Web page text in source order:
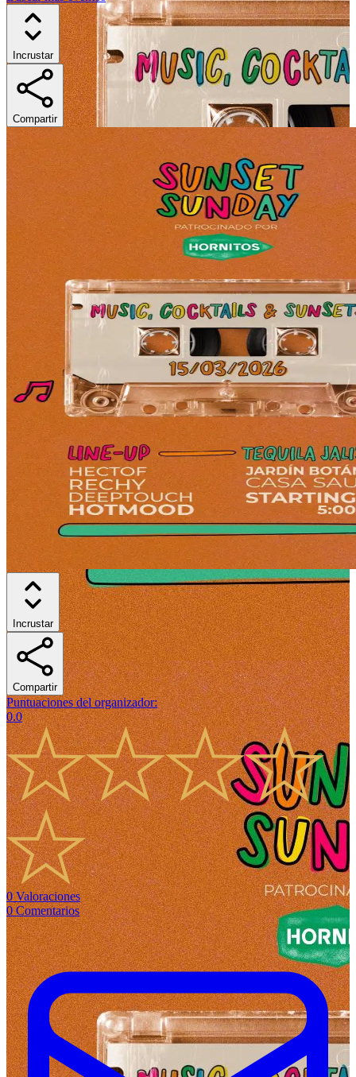
Incrustar
Compartir
Incrustar
Compartir
Puntuaciones del organizador:
0.0
0 Valoraciones
0 Comentarios